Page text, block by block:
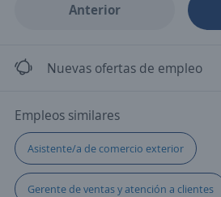
Anterior
Nuevas ofertas de empleo
Empleos similares
Asistente/a de comercio exterior
Gerente de ventas y atención a clientes